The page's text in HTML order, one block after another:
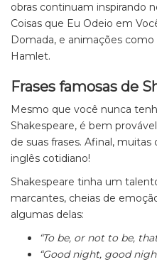
obras continuam inspirando
Coisas que Eu Odeio em
Domada, e animações como
Hamlet.
Frases famosas de
Mesmo que você nunca
Shakespeare, é bem
de suas frases. Afinal,
inglês cotidiano!
Shakespeare tinha um
marcantes, cheias de
algumas delas:
“To be, or not to be,
“Good night, good